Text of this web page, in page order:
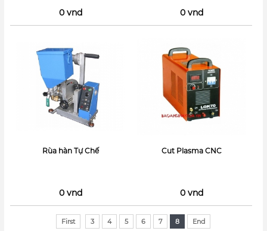
0 vnd 0 vnd
Rùa hàn Tự Chế
0 vnd
Cut Plasma CNC
0 vnd
First 3 4 5 6 7 8 End